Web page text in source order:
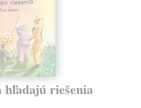
riešenia